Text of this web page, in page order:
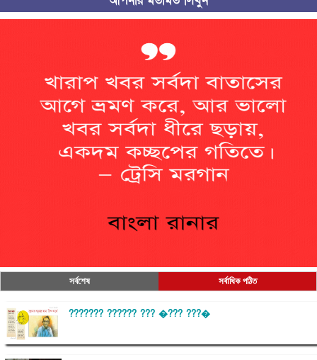
সর্বশেষ সর্বাধিক পঠিত
??????? ?????? ??? �??? ???�